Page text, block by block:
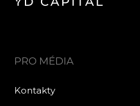
PRO MÉDIA
Kontakty